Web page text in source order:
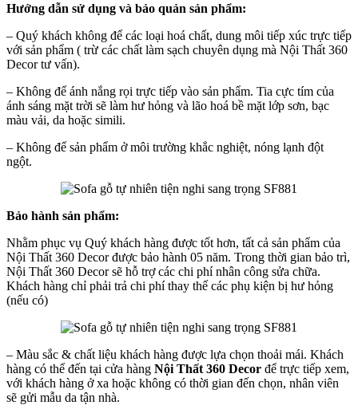
Hướng dẫn sử dụng và bảo quản sản phẩm:
– Quý khách không để các loại hoá chất, dung môi tiếp xúc trực tiếp
với sản phẩm ( trừ các chất làm sạch chuyên dụng mà Nội Thất 360
Decor tư vấn).
– Không để ánh nắng rọi trực tiếp vào sản phẩm. Tia cực tím của
ánh sáng mặt trời sẽ làm hư hỏng và lão hoá bề mặt lớp sơn, bạc
màu vải, da hoặc simili.
– Không để sản phẩm ở môi trường khắc nghiệt, nóng lạnh đột
ngột.
Bảo hành sản phẩm:
Nhằm phục vụ Quý khách hàng được tốt hơn, tất cả sản phẩm của
Nội Thất 360 Decor được bảo hành 05 năm. Trong thời gian bảo trì,
Nội Thất 360 Decor sẽ hỗ trợ các chi phí nhân công sửa chữa.
Khách hàng chỉ phải trả chi phí thay thế các phụ kiện bị hư hỏng
(nếu có)
– Màu sắc & chất liệu khách hàng được lựa chọn thoải mái. Khách
hàng có thể đến tại cửa hàng Nội Thất 360 Decor để trực tiếp xem,
với khách hàng ở xa hoặc không có thời gian đến chọn, nhân viên
sẽ gửi mẫu da tận nhà.